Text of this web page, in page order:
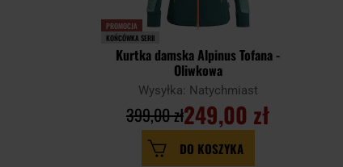
PROMOCJA
KOŃCÓWKA SERII
Kurtka damska Alpinus Tofana -
Oliwkowa
Wysyłka: Natychmiast
249,00 zł
399,00 zł
DO KOSZYKA